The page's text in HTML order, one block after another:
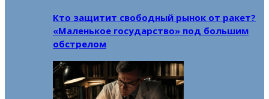
Кто защитит свободный рынок от ракет?
«Маленькое государство» под большим
обстрелом